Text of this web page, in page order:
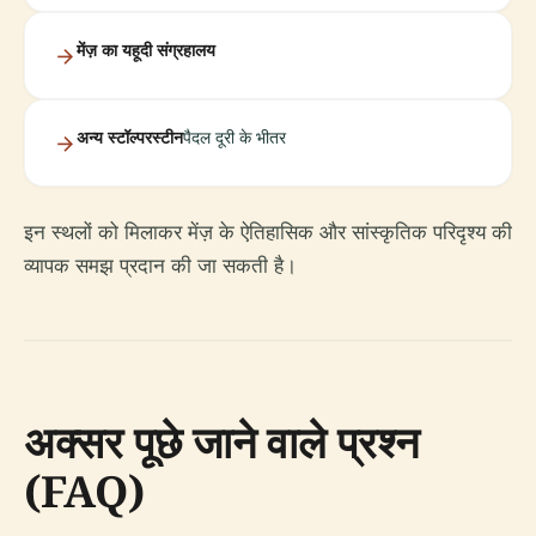
मेंज़ का यहूदी संग्रहालय
अन्य स्टॉल्परस्टीनपैदल दूरी के भीतर
इन स्थलों को मिलाकर मेंज़ के ऐतिहासिक और सांस्कृतिक परिदृश्य की
व्यापक समझ प्रदान की जा सकती है।
अक्सर पूछे जाने वाले प्रश्न
(FAQ)